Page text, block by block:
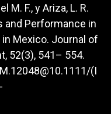
M. F., y Ariza, L. R.
and Performance in
Mexico. Journal of
52(3), 541– 554.
(I